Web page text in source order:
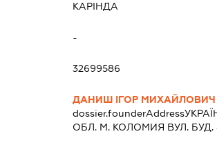
КАРІНДА
-
32699586
ДАНИШ ІГОР МИХАЙЛОВИЧ
dossier.founderAddress
ОБЛ. М. КОЛОМИЯ ВУЛ. БУД.